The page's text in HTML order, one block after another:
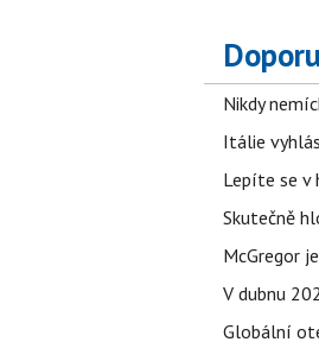
Nikdy
Itálie
Lepíte se v
Skutečně
McGregor
V dubnu
Globální